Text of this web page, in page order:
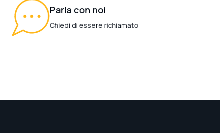
Parla con noi
Chiedi di essere richiamato